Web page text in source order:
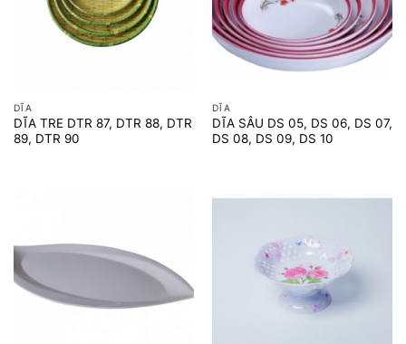
DĨA
DĨA TRE DTR 87, DTR 88, DTR
89, DTR 90
DĨA
DĨA SÂU DS 05, DS 06, DS 07,
DS 08, DS 09, DS 10